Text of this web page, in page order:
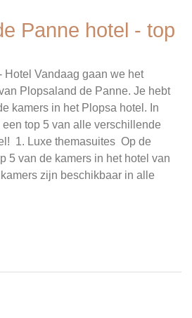
Panne hotel - top
Hotel Vandaag gaan we het
Plopsaland de Panne. Je hebt
kamers in het Plopsa hotel. In
top 5 van alle verschillende
1. Luxe themasuites Op de
5 van de kamers in het hotel van
zijn beschikbaar in alle